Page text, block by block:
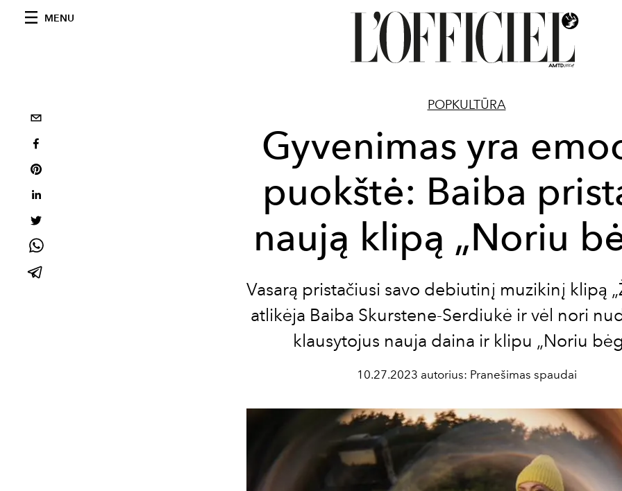
MENU
POPKULTŪRA
Gyvenimas yra
puokštė: Baiba
naują klipą „Noriu
Vasarą pristačiusi savo debiutinį muzikinį klipą „
atlikėja Baiba Skurstene-Serdiukė ir vėl nori
klausytojus nauja daina ir klipu „Noriu
10.27.2023 autorius: Pranešimas spaudai